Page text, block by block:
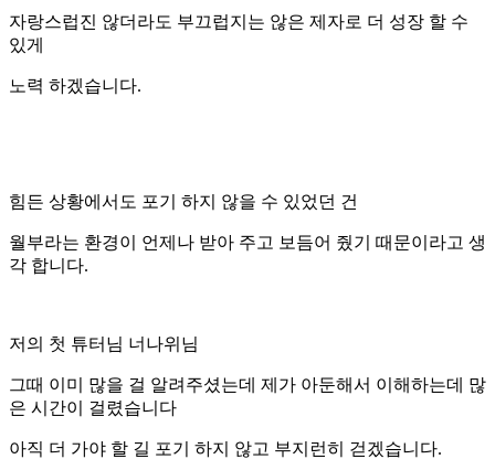
자랑스럽진 않더라도 부끄럽지는 않은 제자로 더 성장 할 수
있게
노력 하겠습니다.
힘든 상황에서도 포기 하지 않을 수 있었던 건
월부라는 환경이 언제나 받아 주고 보듬어 줬기 때문이라고 생
각 합니다.
저의 첫 튜터님 너나위님
그때 이미 많을 걸 알려주셨는데 제가 아둔해서 이해하는데 많
은 시간이 걸렸습니다
아직 더 가야 할 길 포기 하지 않고 부지런히 걷겠습니다.